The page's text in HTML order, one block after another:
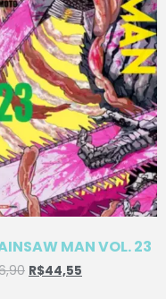
MAN VOL. 23
R$44,55